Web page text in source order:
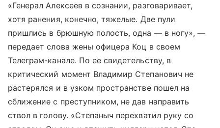
«Генерал Алексеев в сознании, разговаривает,
хотя ранения, конечно, тяжелые. Две пули
пришлись в брюшную полость, одна — в ногу», —
передает слова жены офицера Коц в своем
Телеграм-канале. По ее свидетельству, в
критический момент Владимир Степанович не
растерялся и в узком пространстве пошел на
сближение с преступником, не дав направить
ствол в голову. «Степаныч перехватил руку со